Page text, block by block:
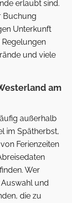
erlaubt sind.
Buchung
Unterkunft
und viele
am
außerhalb
im Spätherbst,
Ferienzeiten
Wer
und
die zu